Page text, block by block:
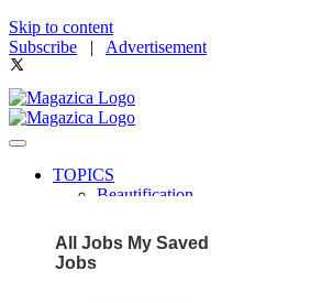
Skip to content
Subscribe | Advertisement
TOPICS
Beautification
Community
Fit & Fab
All Jobs My Saved
Jobs